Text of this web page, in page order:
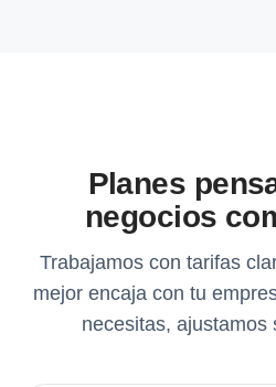
Planes
negocios
Trabajamos con tarifas
mejor encaja con tu
necesitas, ajustamos